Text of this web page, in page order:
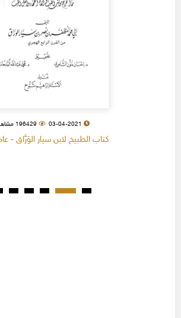
03-04-2021 196429 مشاهدة
كتاب الطبيخ لابن سيار الوَرَّاق - عام 940م